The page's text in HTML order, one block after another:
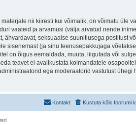
nii kiiresti kui võimalik, on võimatu üle
vaateid ja arvamusi (välja arvatud nende
seksuaalse suunitlusega postitust
(ja sinu teenusepakkujaga
on õigus eemaldada, muuta, liigutada või
teavet ei avalikustata kolmandatele
ega moderaatorid vastutust ühegi
Kustuta kõik foorumi
Kontakt